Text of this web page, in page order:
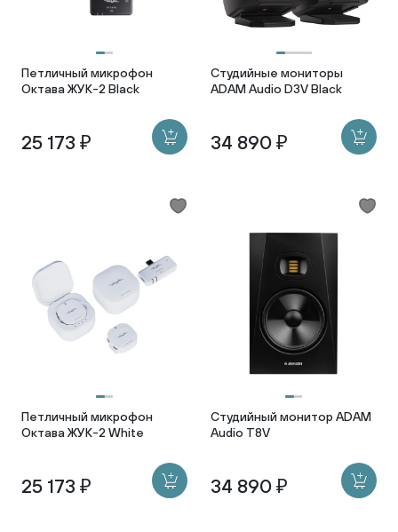
Петличный микрофон
Октава ЖУК-2 Black
25 173 ₽
Студийные мониторы
ADAM Audio D3V Black
34 890 ₽
Петличный микрофон
Октава ЖУК-2 White
25 173 ₽
Студийный монитор ADAM
Audio T8V
34 890 ₽